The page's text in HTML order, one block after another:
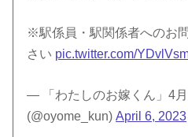
※駅係員・駅関係者へのお
さい pic.twitter.com/
— 「わたしのお嫁くん」4
(@oyome_kun)April 6, 2023